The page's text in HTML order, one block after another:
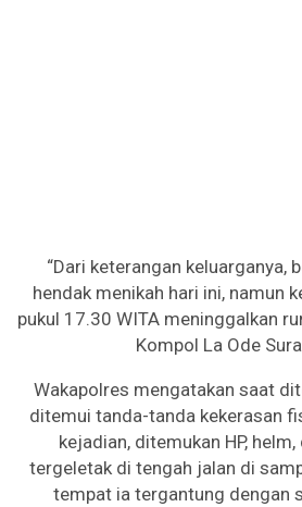
“Dari keterangan keluarganya,
hendak menikah hari ini, namun
pukul 17.30 WITA meninggalkan
Kompol La Ode
Wakapolres mengatakan saat
ditemui tanda-tanda kekerasan
kejadian, ditemukan HP,
tergeletak di tengah jalan di
tempat ia tergantung dengan